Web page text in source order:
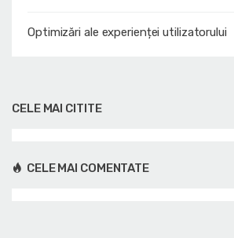
Optimizări ale experienței utilizatorului
CELE MAI CITITE
CELE MAI COMENTATE